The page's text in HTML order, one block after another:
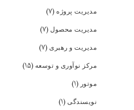
مدیریت پروژه (۷)
مدیریت محصول (۷)
مدیریت و رهبری (۷)
مرکز نوآوری و توسعه (۱۵)
موتور (۱)
نویسندگی (۱)